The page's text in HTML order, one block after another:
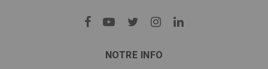
NOTRE INFO